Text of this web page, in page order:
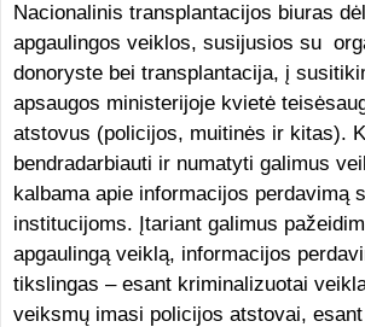
Nacionalinis transplantacijos biuras
apgaulingos veiklos, susijusios su
donoryste bei transplantacija, į
apsaugos ministerijoje kvietė
atstovus (policijos, muitinės ir kitas).
bendradarbiauti ir numatyti galimus
kalbama apie informacijos perdavimą
institucijoms. Įtariant galimus
apgaulingą veiklą, informacijos
tikslingas – esant kriminalizuotai
veiksmų imasi policijos atstovai,